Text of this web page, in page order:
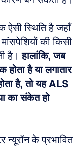
ऐसी स्थिति है जहाँ
की किसी
है। हालांकि, जब
है या लगातार
है, तो यह ALS
का संकेत हो
के प्रभावित